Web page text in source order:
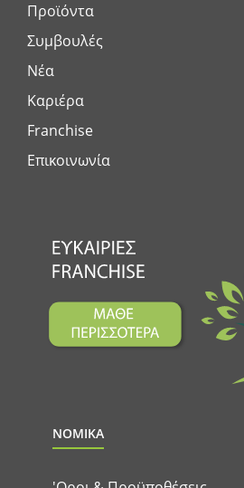
Προϊόντα
Συμβουλές
Νέα
Καριέρα
Franchise
Επικοινωνία
ΝΟΜΙΚΑ